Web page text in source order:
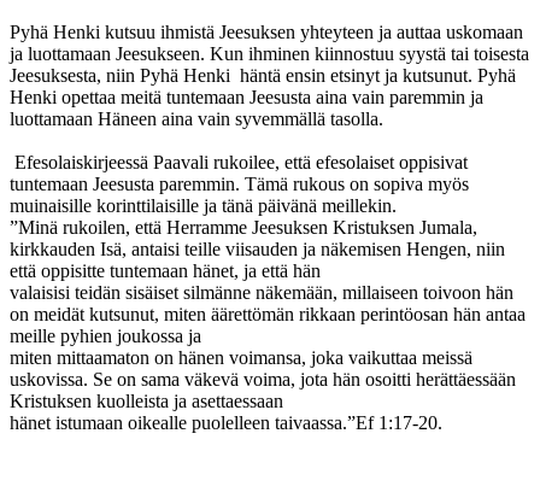
Pyhä Henki kutsuu ihmistä Jeesuksen yhteyteen ja auttaa uskomaan
ja luottamaan Jeesukseen. Kun ihminen kiinnostuu syystä tai toisesta
Jeesuksesta, niin Pyhä Henki häntä ensin etsinyt ja kutsunut. Pyhä
Henki opettaa meitä tuntemaan Jeesusta aina vain paremmin ja
luottamaan Häneen aina vain syvemmällä tasolla.
Efesolaiskirjeessä Paavali rukoilee, että efesolaiset oppisivat
tuntemaan Jeesusta paremmin. Tämä rukous on sopiva myös
muinaisille korinttilaisille ja tänä päivänä meillekin.
”Minä rukoilen, että Herramme Jeesuksen Kristuksen Jumala,
kirkkauden Isä, antaisi teille viisauden ja näkemisen Hengen, niin
että oppisitte tuntemaan hänet, ja että hän
valaisisi teidän sisäiset silmänne näkemään, millaiseen toivoon hän
on meidät kutsunut, miten äärettömän rikkaan perintöosan hän antaa
meille pyhien joukossa ja
miten mittaamaton on hänen voimansa, joka vaikuttaa meissä
uskovissa. Se on sama väkevä voima, jota hän osoitti herättäessään
Kristuksen kuolleista ja asettaessaan
hänet istumaan oikealle puolelleen taivaassa.”Ef 1:17-20.